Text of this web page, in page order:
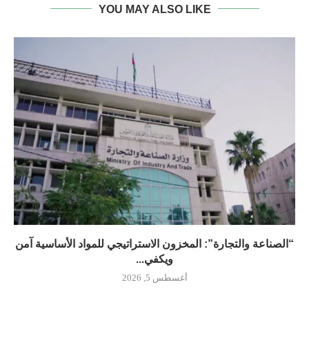
YOU MAY ALSO LIKE
“الصناعة والتجارة”: المخزون الاستراتيجي للمواد الأساسية آمن
ويكفي...
أغسطس 5, 2026